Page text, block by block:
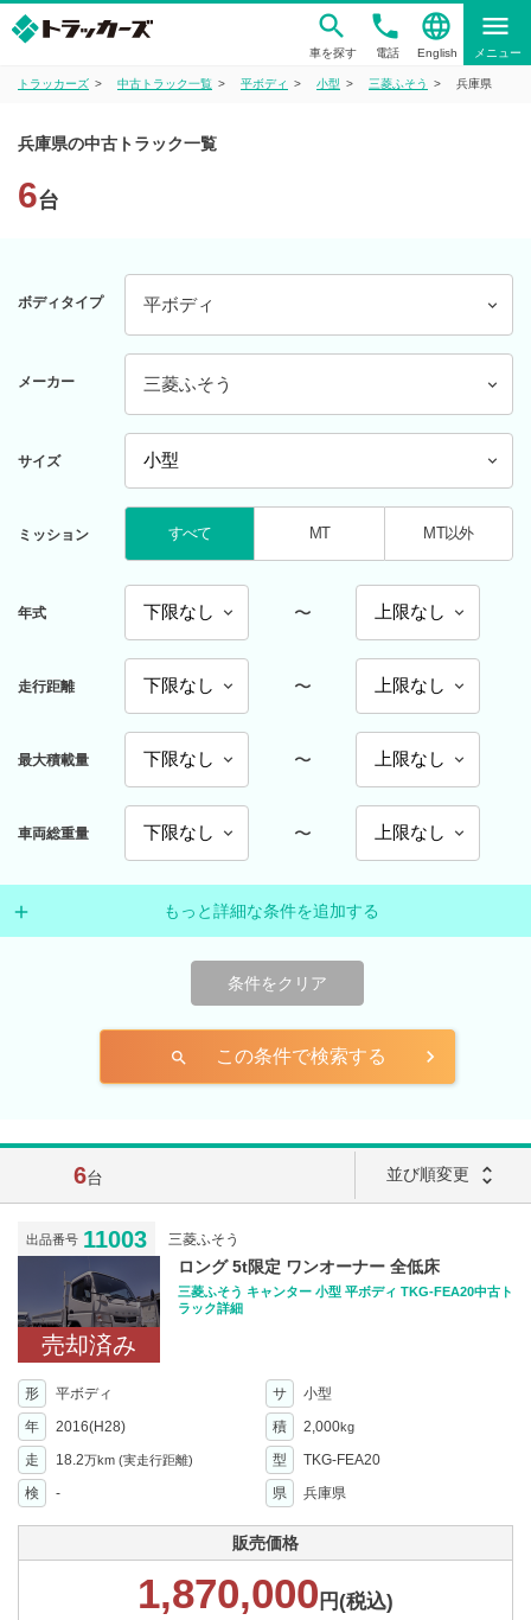
車を探す
phone
電話
language
English
menu
メニュー
トラッカーズ 中古トラック一覧 平ボディ 小型 三菱ふそう 兵庫県
兵庫県の中古トラック一覧
6台
ボディタイプ 平ボディ
メーカー 三菱ふそう
サイズ
ミッション すべて MT MT以外
年式 〜
走行距離 〜
最大積載量 〜
車両総重量 〜
もっと詳細な条件を追加する
条件をクリア
search この条件で検索する
6台 並び順変更 unfold_more
出品番号 11003 三菱ふそう
売却済み
ロング 5t限定 ワンオーナー 全低床
三菱ふそう キャンター 小型 平ボディ TKG-FEA20中古ト
ラック詳細
形 平ボディ サ
小型
年
2016(H28) 積 2,000kg
走 18.2万km (実走行距離) 型
TKG-FEA20
検
- 県 兵庫県
販売価格
1,870,000 円(税込)